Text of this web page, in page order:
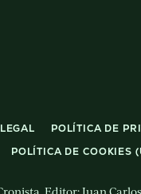
POLÍTICA DE
POLÍTICA DE COOKIES